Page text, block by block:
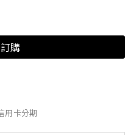
購
用卡分期